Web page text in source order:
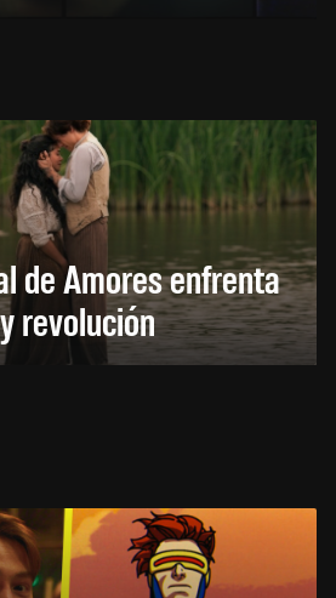
de Amores enfrenta
revolución